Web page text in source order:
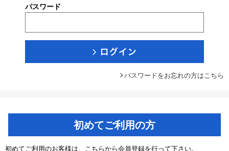
パスワード
パスワードをお忘れの方はこちら
初めてご利用の方
初めてご利用のお客様は、こちらから会員登録を行って下さい。